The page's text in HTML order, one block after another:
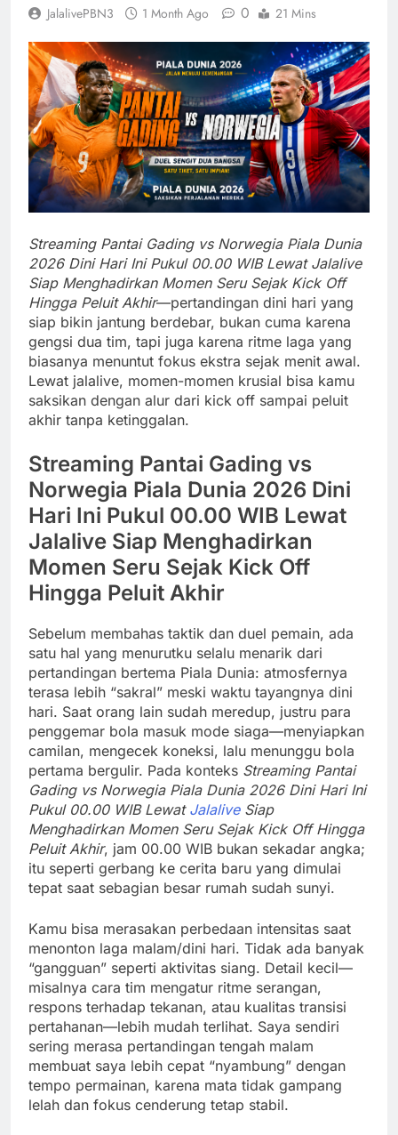
JalalivePBN3 1 Month Ago 0 21 Mins
Streaming Pantai Gading vs Norwegia Piala Dunia
2026 Dini Hari Ini Pukul 00.00 WIB Lewat Jalalive
Siap Menghadirkan Momen Seru Sejak Kick Off
Hingga Peluit Akhir—pertandingan dini hari yang
siap bikin jantung berdebar, bukan cuma karena
gengsi dua tim, tapi juga karena ritme laga yang
biasanya menuntut fokus ekstra sejak menit awal.
Lewat jalalive, momen-momen krusial bisa kamu
saksikan dengan alur dari kick off sampai peluit
akhir tanpa ketinggalan.
Streaming Pantai Gading vs
Norwegia Piala Dunia 2026 Dini
Hari Ini Pukul 00.00 WIB Lewat
Jalalive Siap Menghadirkan
Momen Seru Sejak Kick Off
Hingga Peluit Akhir
Sebelum membahas taktik dan duel pemain, ada
satu hal yang menurutku selalu menarik dari
pertandingan bertema Piala Dunia: atmosfernya
terasa lebih “sakral” meski waktu tayangnya dini
hari. Saat orang lain sudah meredup, justru para
penggemar bola masuk mode siaga—menyiapkan
camilan, mengecek koneksi, lalu menunggu bola
pertama bergulir. Pada konteks Streaming Pantai
Gading vs Norwegia Piala Dunia 2026 Dini Hari Ini
Pukul 00.00 WIB Lewat Jalalive Siap
Menghadirkan Momen Seru Sejak Kick Off Hingga
Peluit Akhir, jam 00.00 WIB bukan sekadar angka;
itu seperti gerbang ke cerita baru yang dimulai
tepat saat sebagian besar rumah sudah sunyi.
Kamu bisa merasakan perbedaan intensitas saat
menonton laga malam/dini hari. Tidak ada banyak
“gangguan” seperti aktivitas siang. Detail kecil—
misalnya cara tim mengatur ritme serangan,
respons terhadap tekanan, atau kualitas transisi
pertahanan—lebih mudah terlihat. Saya sendiri
sering merasa pertandingan tengah malam
membuat saya lebih cepat “nyambung” dengan
tempo permainan, karena mata tidak gampang
lelah dan fokus cenderung tetap stabil.